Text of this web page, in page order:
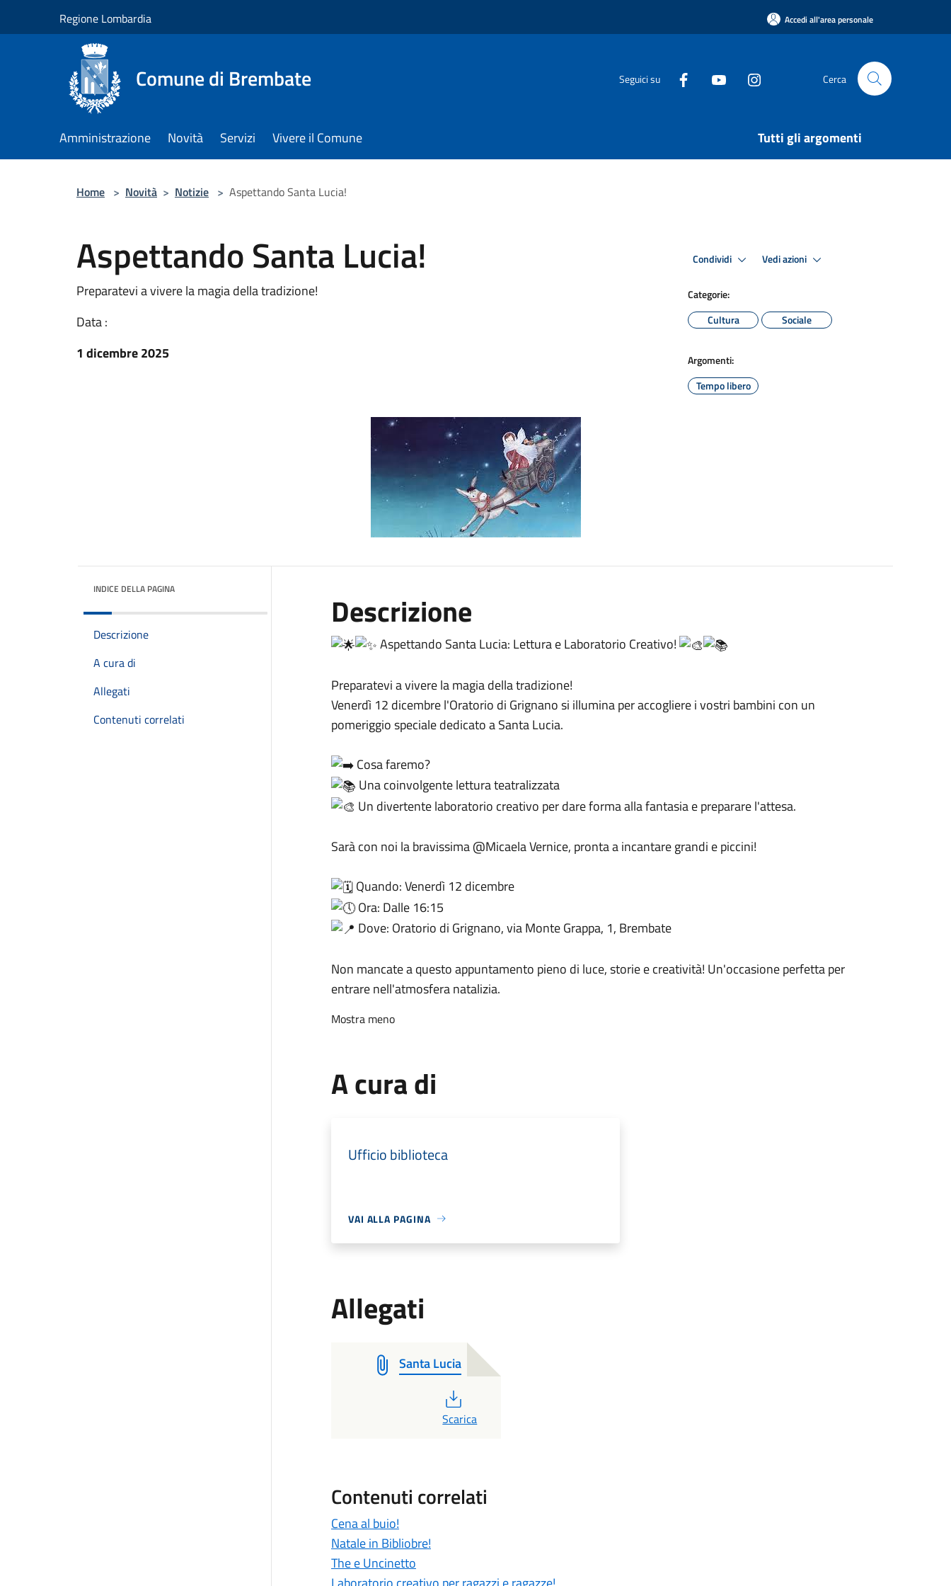
Regione Lombardia Accedi all'area personale
Comune di Brembate Seguici su Cerca
Amministrazione Novità Servizi Vivere il Comune Tutti gli argomenti
Home > Novità > Notizie > Aspettando Santa Lucia!
Aspettando Santa Lucia!
Preparatevi a vivere la magia della tradizione!
Data :
1 dicembre 2025
Condividi Vedi azioni
Categorie:
Cultura
Sociale
Argomenti:
Tempo libero
INDICE DELLA PAGINA
Descrizione
A cura di
Allegati
Contenuti correlati
Descrizione
Aspettando Santa Lucia: Lettura e Laboratorio Creativo!
Preparatevi a vivere la magia della tradizione!
Venerdì 12 dicembre l'Oratorio di Grignano si illumina per accogliere i vostri bambini con un
pomeriggio speciale dedicato a Santa Lucia.
Cosa faremo?
Una coinvolgente lettura teatralizzata
Un divertente laboratorio creativo per dare forma alla fantasia e preparare l'attesa.
Sarà con noi la bravissima @Micaela Vernice, pronta a incantare grandi e piccini!
Quando: Venerdì 12 dicembre
Ora: Dalle 16:15
Dove: Oratorio di Grignano, via Monte Grappa, 1, Brembate
Non mancate a questo appuntamento pieno di luce, storie e creatività! Un'occasione perfetta per
entrare nell'atmosfera natalizia.
Mostra meno
A cura di
Ufficio biblioteca
VAI ALLA PAGINA
Allegati
Santa Lucia
PDF
Scarica
Contenuti correlati
Cena al buio!
Natale in Bibliobre!
The e Uncinetto